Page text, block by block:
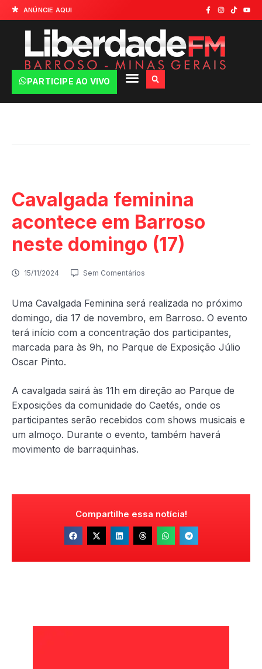
ANÚNCIE AQUI
PARTICIPE AO VIVO
Cavalgada feminina
acontece em Barroso
neste domingo (17)
15/11/2024 Sem Comentários
Uma Cavalgada Feminina será realizada no próximo
domingo, dia 17 de novembro, em Barroso. O evento
terá início com a concentração dos participantes,
marcada para às 9h, no Parque de Exposição Júlio
Oscar Pinto.
A cavalgada sairá às 11h em direção ao Parque de
Exposições da comunidade do Caetés, onde os
participantes serão recebidos com shows musicais e
um almoço. Durante o evento, também haverá
movimento de barraquinhas.
Compartilhe essa notícia!